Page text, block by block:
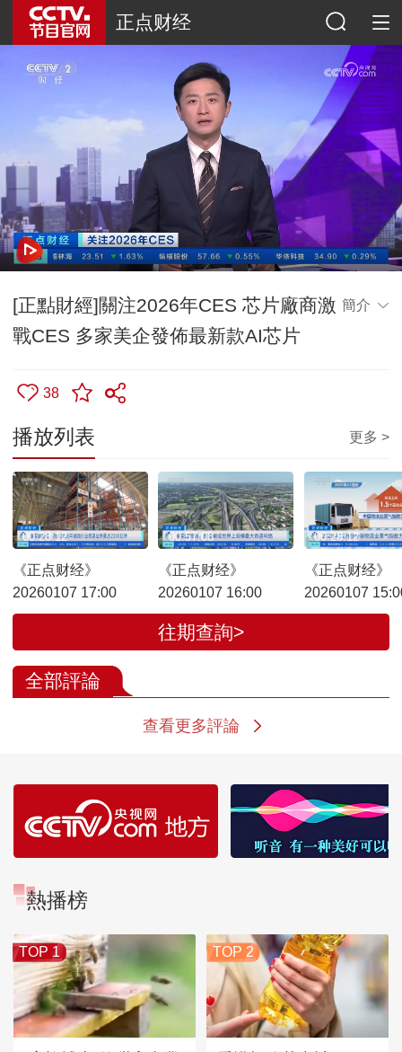
正点财经
[正點財經]關注2026年CES 芯片廠商激
戰CES 多家美企發佈最新款AI芯片
簡介
38
播放列表 更多 >
《正点财经》
20260107 17:00
00:28:12
《正点财经》
20260107 16:00
00:57:08
《正点财经》
20260107
00:28:12
往期查詢>
全部評論
查看更多評論
熱播榜
TOP 1 TOP 2